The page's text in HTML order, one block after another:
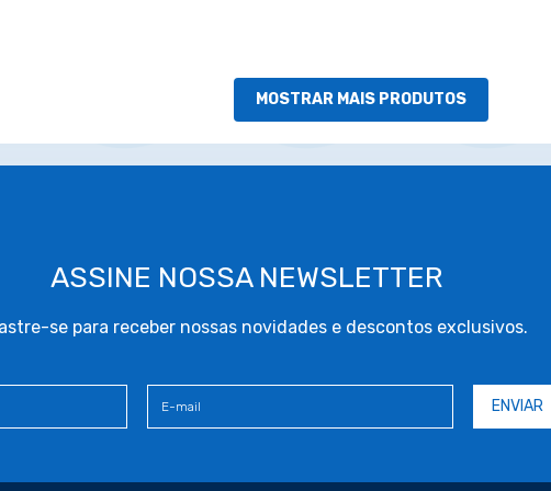
MOSTRAR MAIS PRODUTOS
ASSINE NOSSA NEWSLETTER
se para receber nossas novidades e descontos exclusivos.